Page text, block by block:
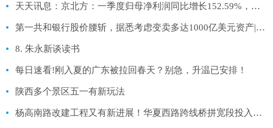
天天讯息：京北方：一季度归母净利润同比增长152.59%，今年经营全面恢复正常
第一共和银行股价腰斩，据悉考虑变卖多达1000亿美元资产|环球头条
8. 朱永新谈读书
每日速看!刚入夏的广东被拉回春天？别急，升温已安排！
陕西多个景区五一有新玩法
杨高南路改建工程又有新进展！华夏西路跨线桥拼宽段投入使用